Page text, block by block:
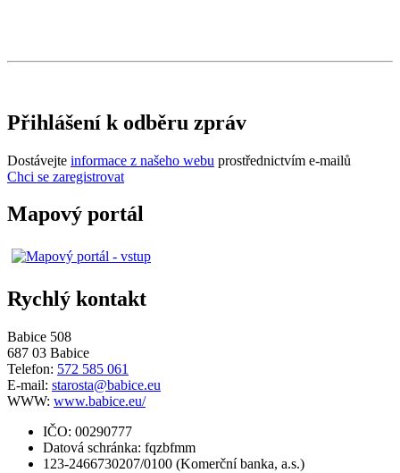
Přihlášení k odběru zpráv
Dostávejte informace z našeho webu prostřednictvím e-mailů
Chci se zaregistrovat
Mapový portál
Rychlý kontakt
Babice 508
687 03 Babice
Telefon: 572 585 061
E-mail: starosta@babice.eu
WWW: www.babice.eu/
IČO: 00290777
Datová schránka: fqzbfmm
123-2466730207/0100 (Komerční banka, a.s.)